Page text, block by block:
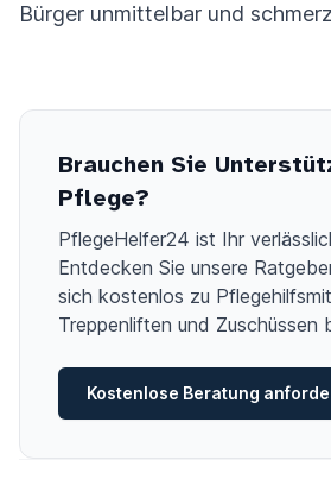
Bürger unmittelbar und
Brauchen Sie
Pflege?
PflegeHelfer24 ist Ihr
Entdecken Sie unsere
sich kostenlos zu
Treppenliften und Zuschüssen
Kostenlose Beratung